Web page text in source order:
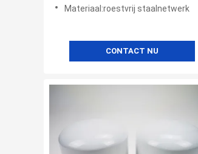
Materiaal:roestvrij staalnetwerk
CONTACT NU